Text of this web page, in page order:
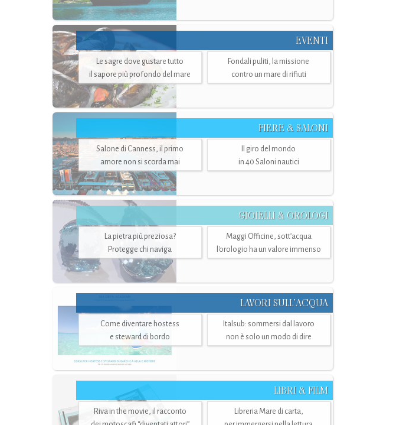
EVENTI
Le sagre dove gustare tutto
il sapore più profondo del mare
Fondali puliti, la missione
contro un mare di rifiuti
FIERE & SALONI
Salone di Canness, il primo
amore non si scorda mai
Il giro del mondo
in 40 Saloni nautici
GIOIELLI & OROLOGI
La pietra più preziosa?
Protegge chi naviga
Maggi Officine, sott’acqua
l'orologio ha un valore immenso
LAVORI SULL’ACQUA
Come diventare hostess
e steward di bordo
Italsub: sommersi dal lavoro
non è solo un modo di dire
LIBRI & FILM
Riva in the movie, il racconto
Libreria Mare di carta,